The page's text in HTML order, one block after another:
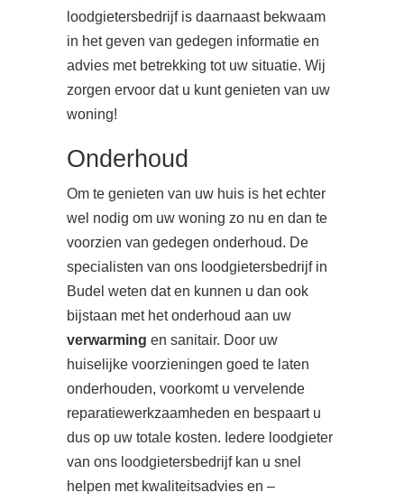
loodgietersbedrijf is daarnaast bekwaam
in het geven van gedegen informatie en
advies met betrekking tot uw situatie. Wij
zorgen ervoor dat u kunt genieten van uw
woning!
Onderhoud
Om te genieten van uw huis is het echter
wel nodig om uw woning zo nu en dan te
voorzien van gedegen onderhoud. De
specialisten van ons loodgietersbedrijf in
Budel weten dat en kunnen u dan ook
bijstaan met het onderhoud aan uw
verwarming en sanitair. Door uw
huiselijke voorzieningen goed te laten
onderhouden, voorkomt u vervelende
reparatiewerkzaamheden en bespaart u
dus op uw totale kosten. Iedere loodgieter
van ons loodgietersbedrijf kan u snel
helpen met kwaliteitsadvies en –